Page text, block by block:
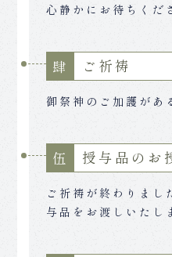
心静かにお待ちくだ
肆 ご祈祷
御祭神のご加護があ
伍 授与品のお
ご祈祷が終わりまし
与品をお渡しいたし